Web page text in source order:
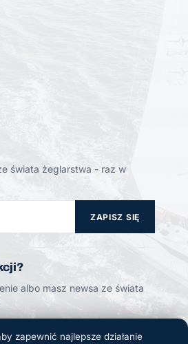
świata żeglarstwa - raz w
ZAPISZ SIĘ
albo masz newsa ze świata
zapewnić najlepsze działanie